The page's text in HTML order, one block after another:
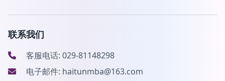
联系我们
客服电话: 029-81148298
电子邮件: haitunmba@163.com